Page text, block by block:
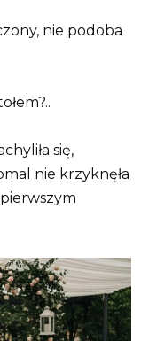
nie podoba
się,
nie krzyknęła